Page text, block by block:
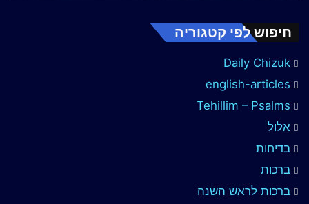
חיפוש לפי קטגוריה
Daily Chizuk
english-articles
Tehillim – Psalms
אלול
בדיחות
ברכות
ברכות לראש השנה